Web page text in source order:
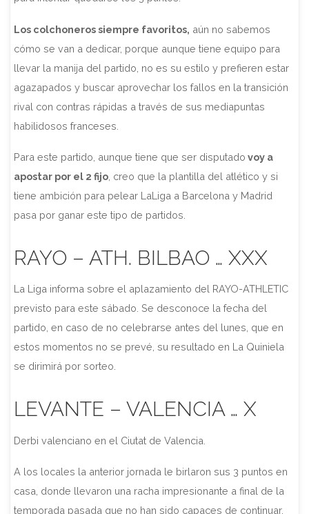
Los colchoneros siempre favoritos, aún no sabemos
cómo se van a dedicar, porque aunque tiene equipo para
llevar la manija del partido, no es su estilo y prefieren estar
agazapados y buscar aprovechar los fallos en la transición
rival con contras rápidas a través de sus mediapuntas
habilidosos franceses.
Para este partido, aunque tiene que ser disputado voy a
apostar por el 2 fijo, creo que la plantilla del atlético y si
tiene ambición para pelear LaLiga a Barcelona y Madrid
pasa por ganar este tipo de partidos.
RAYO – ATH. BILBAO … XXX
La Liga informa sobre el aplazamiento del RAYO-ATHLETIC
previsto para este sábado. Se desconoce la fecha del
partido, en caso de no celebrarse antes del lunes, que en
estos momentos no se prevé, su resultado en La Quiniela
se dirimirá por sorteo.
LEVANTE – VALENCIA … X
Derbi valenciano en el Ciutat de Valencia.
A los locales la anterior jornada le birlaron sus 3 puntos en
casa, donde llevaron una racha impresionante a final de la
temporada pasada que no han sido capaces de continuar,